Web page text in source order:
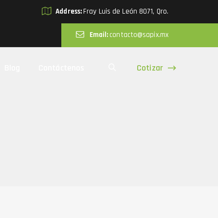
Address:Fray Luis de León 8071, Qro.
Email: contacto@sapix.mx
Cotizar